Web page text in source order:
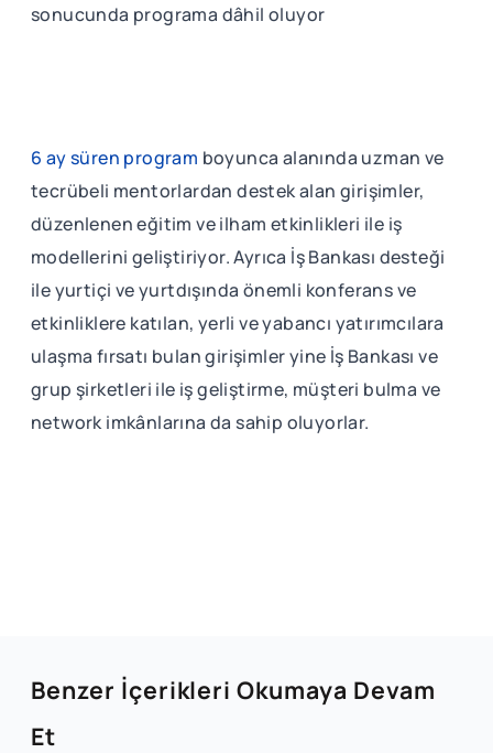
sonucunda programa dâhil oluyor
6 ay süren program boyunca alanında uzman ve
tecrübeli mentorlardan destek alan girişimler,
düzenlenen eğitim ve ilham etkinlikleri ile iş
modellerini geliştiriyor. Ayrıca İş Bankası desteği
ile yurtiçi ve yurtdışında önemli konferans ve
etkinliklere katılan, yerli ve yabancı yatırımcılara
ulaşma fırsatı bulan girişimler yine İş Bankası ve
grup şirketleri ile iş geliştirme, müşteri bulma ve
network imkânlarına da sahip oluyorlar.
Benzer İçerikleri Okumaya Devam
Et